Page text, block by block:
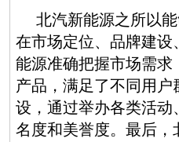
北汽新能源之所以
在市场定位、品牌建
能源准确把握市场需
产品，满足了不同用
设，通过举办各类活
名度和美誉度。最后